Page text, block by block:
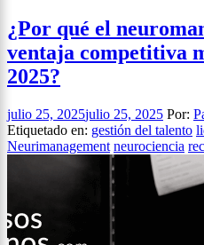
¿Por qué el
ventaja competitiva
2025?
julio 25, 2025julio 25, 2025 Por:
Etiquetado en: gestión del talento
Neurimanagement neurociencia